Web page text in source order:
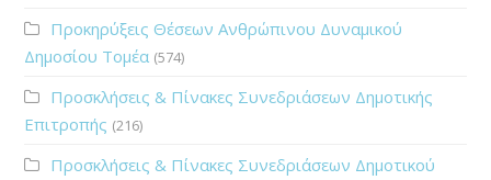
Προκηρύξεις Θέσεων Ανθρώπινου Δυναμικού
Δημοσίου Τομέα (574)
Προσκλήσεις & Πίνακες Συνεδριάσεων Δημοτικής
Επιτροπής (216)
Προσκλήσεις & Πίνακες Συνεδριάσεων Δημοτικού